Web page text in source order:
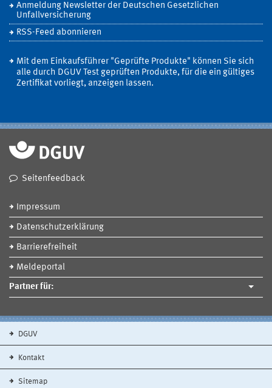
Anmeldung Newsletter der Deutschen Gesetzlichen
Unfallversicherung
RSS-Feed abonnieren
Mit dem Einkaufsführer "Geprüfte Produkte" können Sie sich
alle durch DGUV Test geprüften Produkte, für die ein gültiges
Zertifikat vorliegt, anzeigen lassen.
Seitenfeedback
Impressum
Datenschutzerklärung
Barrierefreiheit
Meldeportal
Partner für:
DGUV
Kontakt
Sitemap